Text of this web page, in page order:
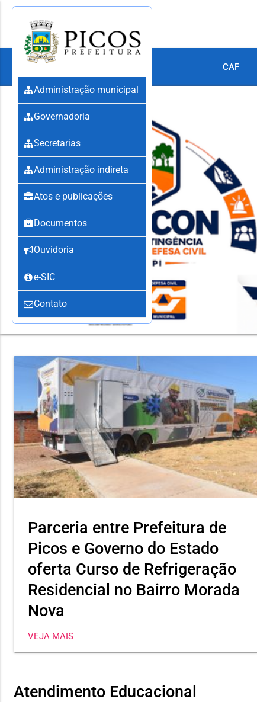
Administração municipal
Governadoria
Secretarias
Administração indireta
Atos e publicações
Documentos
Ouvidoria
e-SIC
Contato
CAF
Parceria entre Prefeitura de
Picos e Governo do Estado
oferta Curso de Refrigeração
Residencial no Bairro Morada
Nova
Capacitação promovida pela SEMTAS em parceria
VEJA MAIS
Atendimento Educacional